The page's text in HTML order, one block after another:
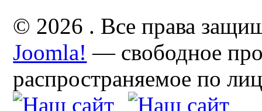
© 2026 . Все права
Joomla! — свободное
распространяемое по